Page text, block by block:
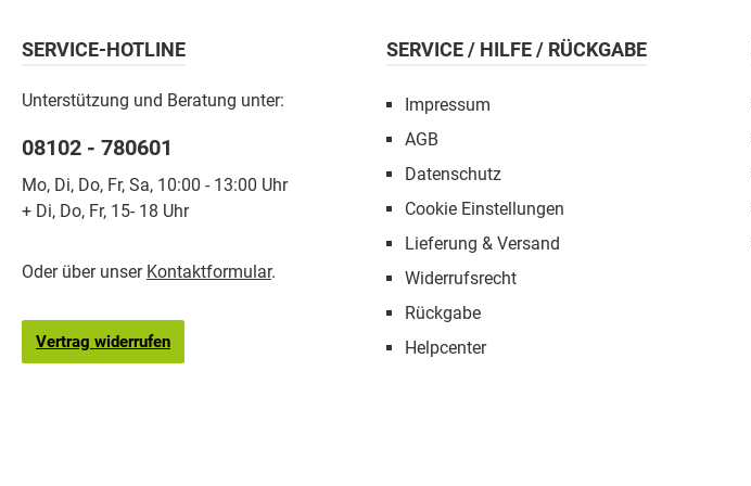
SERVICE-HOTLINE
Unterstützung und Beratung unter:
08102 - 780601
Mo, Di, Do, Fr, Sa, 10:00 - 13:00 Uhr
+ Di, Do, Fr, 15- 18 Uhr
Oder über unser Kontaktformular.
Vertrag widerrufen
SERVICE / HILFE / RÜCKGABE
Impressum
AGB
Datenschutz
Cookie Einstellungen
Lieferung & Versand
Widerrufsrecht
Rückgabe
Helpcenter